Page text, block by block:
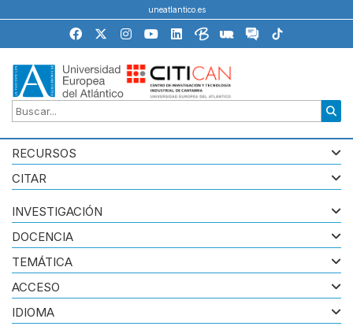
uneatlantico.es
RECURSOS
CITAR
INVESTIGACIÓN
DOCENCIA
TEMÁTICA
ACCESO
IDIOMA